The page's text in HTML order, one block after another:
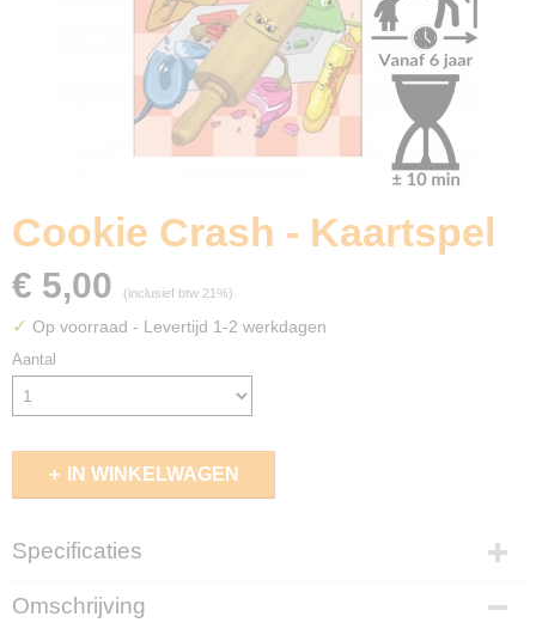
Cookie Crash - Kaartspel
€ 5,00 (inclusief btw 21%)
✓ Op voorraad - Levertijd 1-2 werkdagen
Aantal
IN WINKELWAGEN
Specificaties
EAN code
8717953159038
Omschrijving